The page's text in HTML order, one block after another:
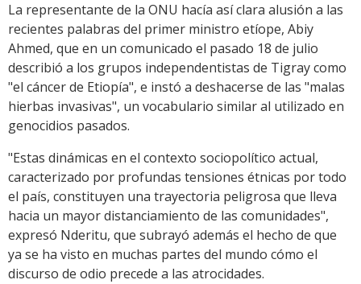
La representante de la ONU hacía así clara alusión a las
recientes palabras del primer ministro etíope, Abiy
Ahmed, que en un comunicado el pasado 18 de julio
describió a los grupos independentistas de Tigray como
"el cáncer de Etiopía", e instó a deshacerse de las "malas
hierbas invasivas", un vocabulario similar al utilizado en
genocidios pasados.
"Estas dinámicas en el contexto sociopolítico actual,
caracterizado por profundas tensiones étnicas por todo
el país, constituyen una trayectoria peligrosa que lleva
hacia un mayor distanciamiento de las comunidades",
expresó Nderitu, que subrayó además el hecho de que
ya se ha visto en muchas partes del mundo cómo el
discurso de odio precede a las atrocidades.